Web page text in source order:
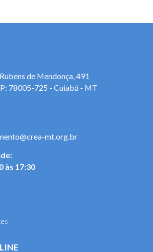
de Mendonça, 491
78005-725 - Cuiabá - MT
mt.org.br
às 17:30